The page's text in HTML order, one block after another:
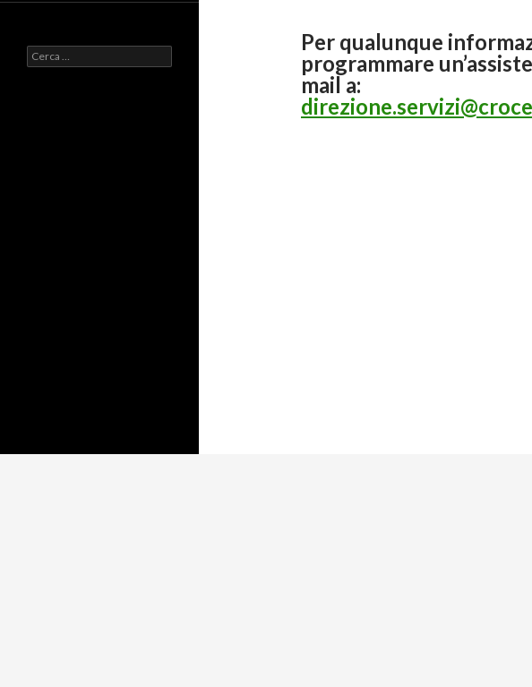
Per qualunque
programmare
mail a:
Ricerca
per: